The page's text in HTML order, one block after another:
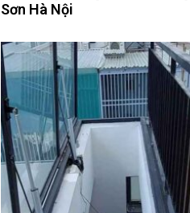
Sơn Hà Nội